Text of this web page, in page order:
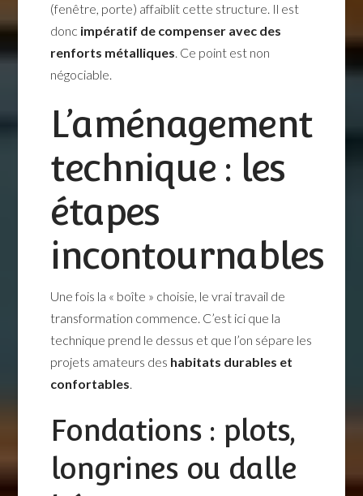
(fenêtre, porte) affaiblit cette structure. Il est
donc impératif de compenser avec des
renforts métalliques. Ce point est non
négociable.
L’aménagement
technique : les
étapes
incontournables
Une fois la « boîte » choisie, le vrai travail de
transformation commence. C’est ici que la
technique prend le dessus et que l’on sépare les
projets amateurs des habitats durables et
confortables.
Fondations : plots,
longrines ou dalle